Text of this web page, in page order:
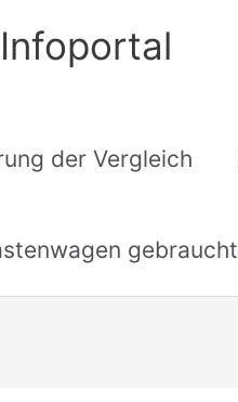
der Vergleich
gebraucht